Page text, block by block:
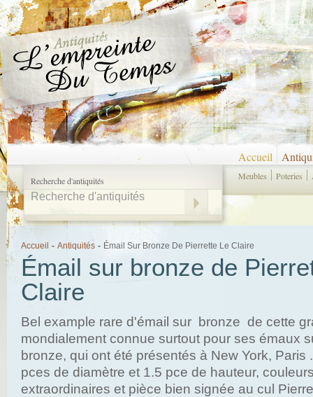
Recherche d'antiquités
Accueil
Meubles Poteries
Accueil - Antiquités - Émail Sur Bronze De Pierrette Le Claire
Émail sur bronze de
Claire
Bel example rare d'émail sur bronze de cette
mondialement connue surtout pour ses émaux
bronze, qui ont été présentés à New York, Paris
pces de diamètre et 1.5 pce de hauteur,
extraordinaires et pièce bien signée au cul